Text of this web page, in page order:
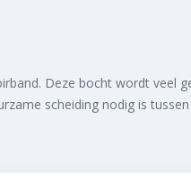
Deze bocht wordt veel
scheiding nodig is